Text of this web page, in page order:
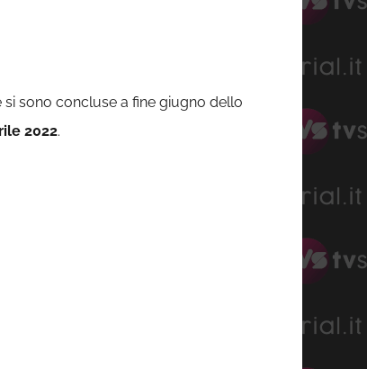
sono concluse a fine giugno dello
2022.